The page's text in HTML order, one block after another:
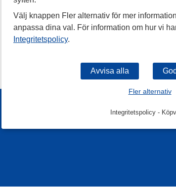
Välj knappen Fler alternativ för mer
anpassa dina val. För information om hur vi
Integritetspolicy.
Fler alternativ
Integritetspolicy-